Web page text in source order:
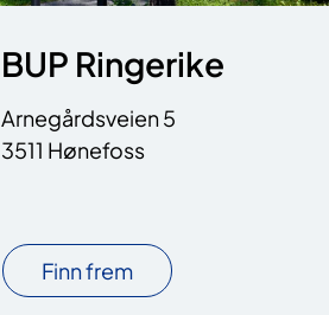
BUP Ringerike
Arnegårdsveien 5
3511 Hønefoss
Finn frem